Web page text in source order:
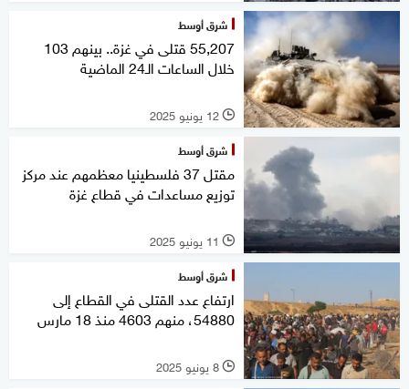
شرق أوسط
55,207 قتلى في غزة.. بينهم 103
خلال الساعات الـ24 الماضية
l 12 يونيو 2025
شرق أوسط
مقتل 37 فلسطينيا معظمهم عند مركز
توزيع مساعدات في قطاع غزة
l 11 يونيو 2025
شرق أوسط
ارتفاع عدد القتلى في القطاع إلى
54880، منهم 4603 منذ 18 مارس
l 8 يونيو 2025